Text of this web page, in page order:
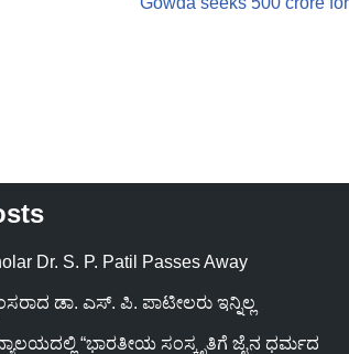
Dr. S. P. Patil Passes Away
ಡಾ. ಎಸ್. ಪಿ. ಪಾಟೀಲರು ಇನ್ನಿಲ್ಲ
“ಭಾರತೀಯ ಸಂಸ್ಕೃತಿಗೆ ಜೈನ ಧರ್ಮದ